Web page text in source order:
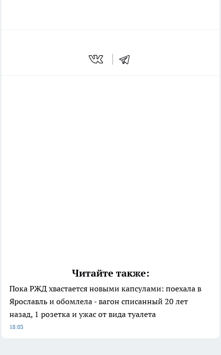
Читайте также:
Пока РЖД хвастается новыми капсулами: поехала в
Ярославль и обомлела - вагон списанный 20 лет
назад, 1 розетка и ужас от вида туалета
18:03